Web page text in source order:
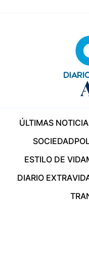
ÚLTIMAS
SOCIEDAD
ESTILO DE VIDA
DIARIO EXTRA